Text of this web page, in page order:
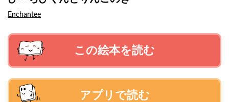
Enchantee
この絵本を読む
アプリで読む